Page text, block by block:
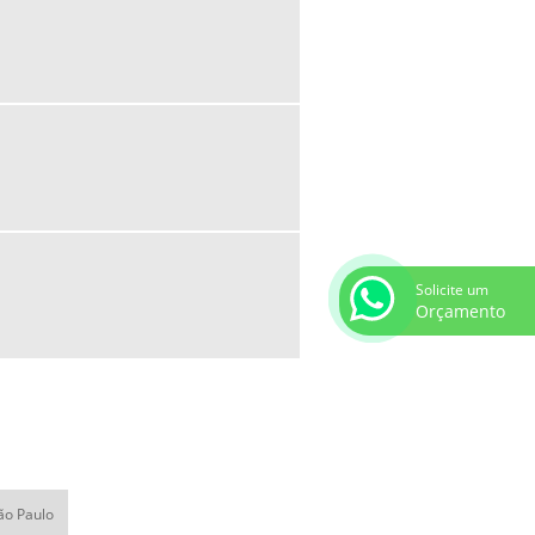
DE CONTROLE PNEUMÁTICA
Paulo
Solicite um
Orçamento